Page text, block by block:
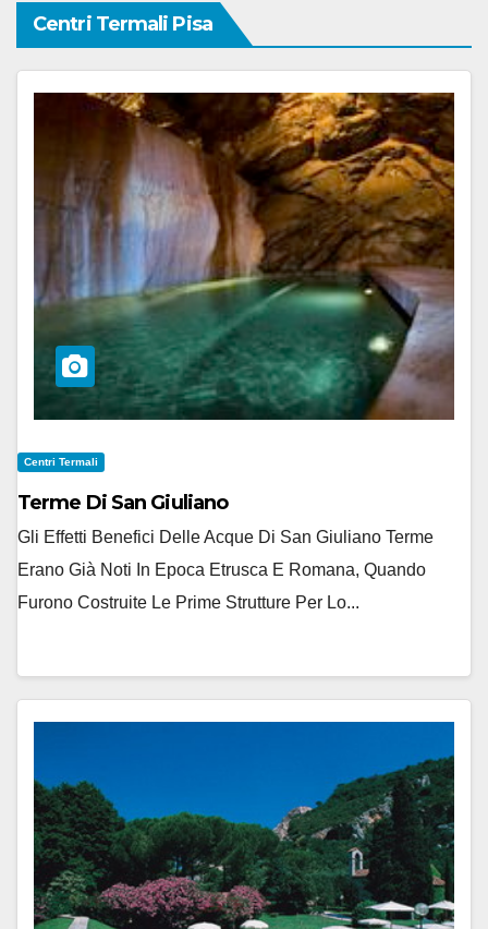
Centri Termali Pisa
Centri Termali
Terme Di San Giuliano
Gli Effetti Benefici Delle Acque Di San Giuliano Terme
Erano Già Noti In Epoca Etrusca E Romana, Quando
Furono Costruite Le Prime Strutture Per Lo...